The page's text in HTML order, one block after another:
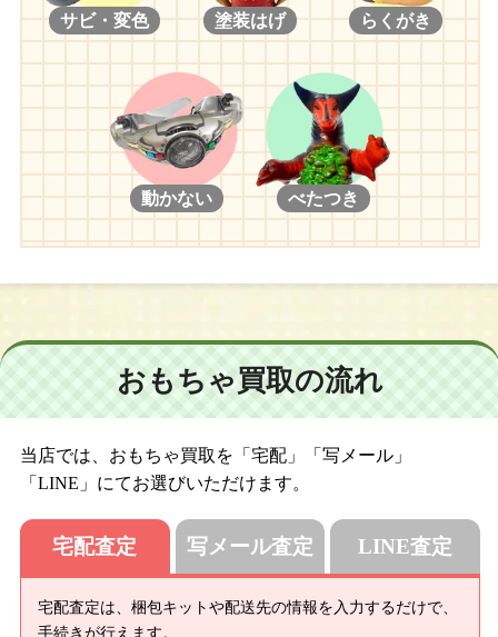
サビ・変色 塗装はげ らくがき
動かない べたつき
おもちゃ買取の流れ
当店では、おもちゃ買取を「宅配」「写メール」
「LINE」にてお選びいただけます。
宅配査定
宅配査定は、梱包キットや配送先の情報を入力するだけで、
手続きが行えます。
写メール査定 LINE査定